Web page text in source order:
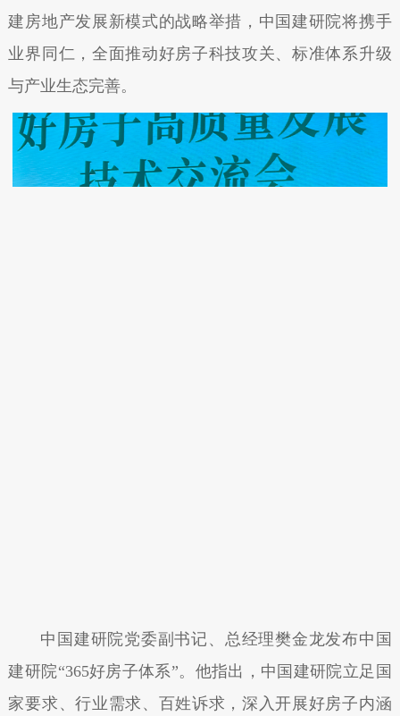
建房地产发展新模式的战略举措，中国建研院将携手
业界同仁，全面推动好房子科技攻关、标准体系升级
与产业生态完善。
中国建研院党委副书记、总经理樊金龙发布中国
建研院“365好房子体系”。他指出，中国建研院立足国
家要求、行业需求、百姓诉求，深入开展好房子内涵